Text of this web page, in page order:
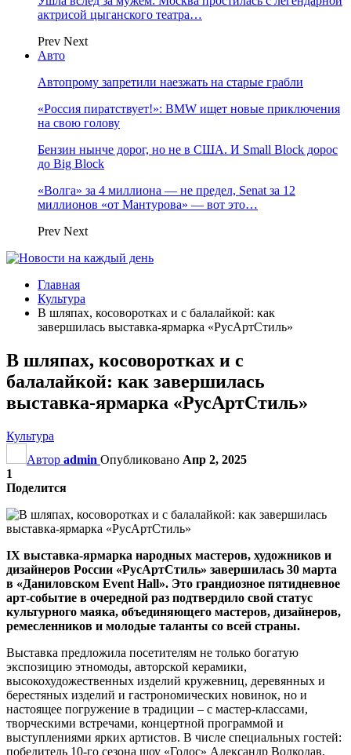
актрисой цыганского театра…
Prev Next
Авто
Автопрому запретили наезжать на старые грабли
«Россия пиратствует!»: BMW ищет новые приключения
на свою голову
Бензин нынче дорог, но не в США. И Small Block дорос
до Big Block
«Волга» за 4 миллиона — не предел, Senat за 12
миллионов «от Мантурова» — вот это…
Prev Next
Главная
Культура
В шляпах, косоворотках и с балалайкой: как
завершилась выставка-ярмарка «РусАртСтиль»
В шляпах, косоворотках и с
балалайкой: как завершилась
выставка-ярмарка «РусАртСтиль»
Культура
Автор admin Опубликовано Апр 2, 2025
1
Поделится
IX выставка-ярмарка народных мастеров, художников и
дизайнеров России «РусАртСтиль» завершилась 30 марта
в «Даниловском Event Hall». Это грандиозное пятидневное
арт-событие в очередной раз подтвердило свой статус
культурного маяка, объединяющего мастеров, дизайнеров,
ремесленников и молодые таланты со всей страны.
Выставка предложила посетителям не только богатую
экспозицию этномоды, авторской керамики,
высокохудожественных изделий кружевниц, деревянных и
берестяных изделий и гастрономических новинок, но и
настоящее погружение в традиции – с мастер-классами,
творческими встречами, концертной программой и
выступлениями ярких артистов. В числе специальных гостей:
победитель 10-го сезона шоу «Голос» Александр Волкодав,